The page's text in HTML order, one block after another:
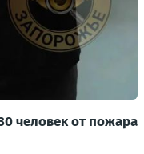
человек от пожара